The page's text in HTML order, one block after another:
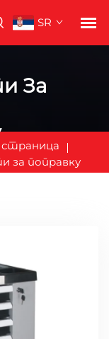
SR
За
за поправку